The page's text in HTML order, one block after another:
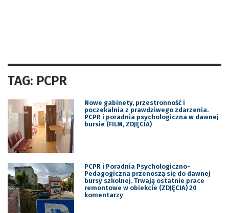
TAG: PCPR
Nowe gabinety, przestronność i
poczekalnia z prawdziwego zdarzenia.
PCPR i poradnia psychologiczna w dawnej
bursie (FILM, ZDJĘCIA)
PCPR i Poradnia Psychologiczno-
Pedagogiczna przenoszą się do dawnej
bursy szkolnej. Trwają ostatnie prace
remontowe w obiekcie (ZDJĘCIA) 20
komentarzy